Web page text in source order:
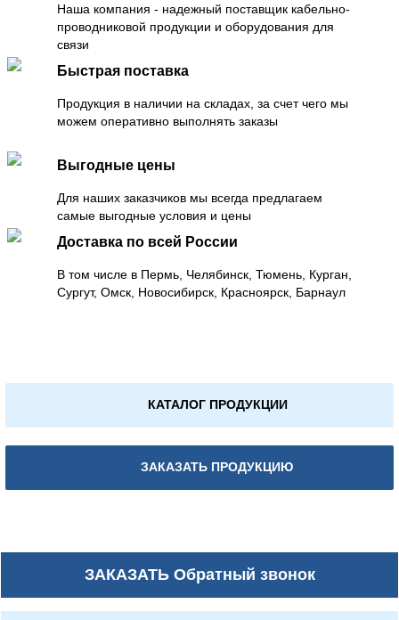
Наша компания - надежный поставщик кабельно-
проводниковой продукции и оборудования для
связи
Быстрая поставка
Продукция в наличии на складах, за счет чего мы
можем оперативно выполнять заказы
Выгодные цены
Для наших заказчиков мы всегда предлагаем
самые выгодные условия и цены
Доставка по всей России
В том числе в Пермь, Челябинск, Тюмень, Курган,
Сургут, Омск, Новосибирск, Красноярск, Барнаул
КАТАЛОГ ПРОДУКЦИИ
ЗАКАЗАТЬ ПРОДУКЦИЮ
ЗАКАЗАТЬОбратный звонок